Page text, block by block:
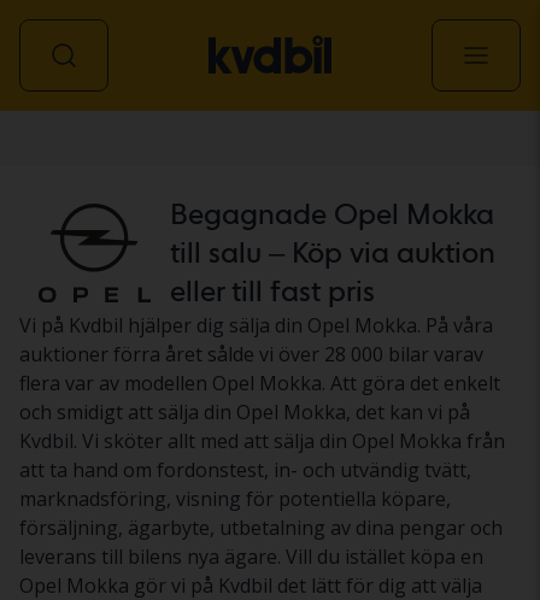
Begagnade Opel Mokka
till salu – Köp via auktion
eller till fast pris
Vi på Kvdbil hjälper dig sälja din Opel Mokka. På våra
auktioner förra året sålde vi över 28 000 bilar varav
flera var av modellen Opel Mokka. Att göra det enkelt
och smidigt att sälja din Opel Mokka, det kan vi på
Kvdbil. Vi sköter allt med att sälja din Opel Mokka från
att ta hand om fordonstest, in- och utvändig tvätt,
marknadsföring, visning för potentiella köpare,
försäljning, ägarbyte, utbetalning av dina pengar och
leverans till bilens nya ägare. Vill du istället köpa en
Opel Mokka gör vi på Kvdbil det lätt för dig att välja